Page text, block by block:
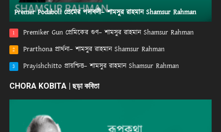
Premer Podaboli প্রেমের পদাবলী– শামসুর রাহমান Shamsur Rahman
1 Premiker Gun প্রেমিকের গুণ– শামসুর রাহমান Shamsur Rahman
2 Prarthona প্রার্থনা– শামসুর রাহমান Shamsur Rahman
3 Prayishchitto প্রায়শ্চিত্ত– শামসুর রাহমান Shamsur Rahman
CHORA KOBITA | ছড়া কবিতা